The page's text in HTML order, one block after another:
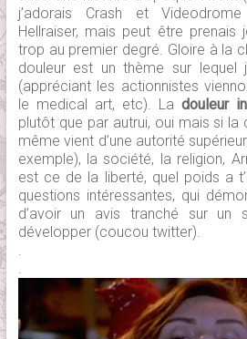
j’adorais Crash et
Hellraiser, mais peut être
trop au premier degré. Gloire à la
douleur est un thème sur lequel
(appréciant les actionnistes
le medical art, etc). Ladouleur
plutôt que par autrui, oui mais si la
même vient d’une autorité
exemple), la société, la religion,
est ce de la liberté, quel poids a
questions intéressantes, qui
d’avoir un avis tranché sur un
développer (coucou twitter).
.
.